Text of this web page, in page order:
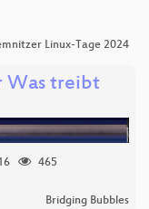
Linux-Tage 2024
Was treibt
465
Bridging Bubbles